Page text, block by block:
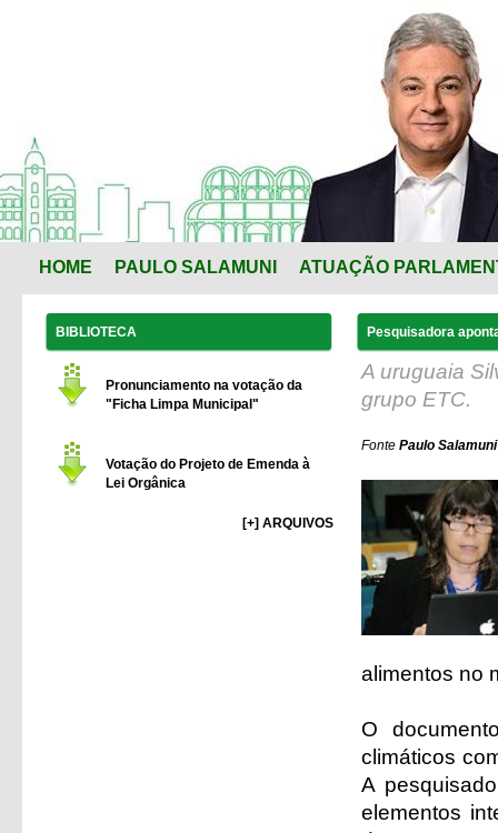
HOME PAULO SALAMUNI ATUAÇÃO
BIBLIOTECA
Pronunciamento na votação da
"Ficha Limpa Municipal"
Votação do Projeto de Emenda à
Lei Orgânica
[+] ARQUIVOS
Pesquisadora
A uruguaia
grupo ETC.
Fonte Paulo
alimentos no
O
climáticos
A
elementos